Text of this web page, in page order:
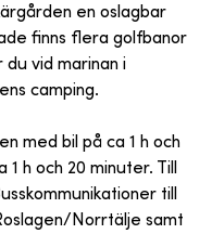
en oslagbar
finns flera golfbanor
vid marinan i
camping.
med bil på ca 1 h och
h och 20 minuter. Till
till
Norrtälje samt